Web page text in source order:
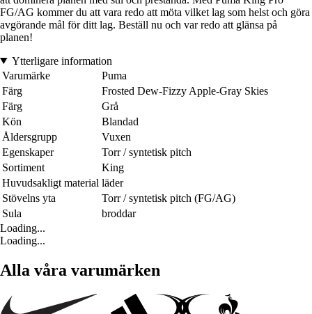
FG/AG kommer du att vara redo att möta vilket lag som helst och göra
avgörande mål för ditt lag. Beställ nu och var redo att glänsa på
planen!
Ytterligare information
Varumärke
Puma
Färg
Frosted Dew-Fizzy Apple-Gray Skies
Färg
Grå
Kön
Blandad
Åldersgrupp
Vuxen
Egenskaper
Torr / syntetisk pitch
Sortiment
King
Huvudsakligt material läder
Stövelns yta
Torr / syntetisk pitch (FG/AG)
Sula
broddar
Loading...
Loading...
Alla våra varumärken